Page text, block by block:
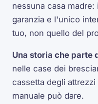
nessuna casa
garanzia e l'unico
tuo, non quello del
Una storia che parte
nelle case dei
cassetta degli
manuale può dare.